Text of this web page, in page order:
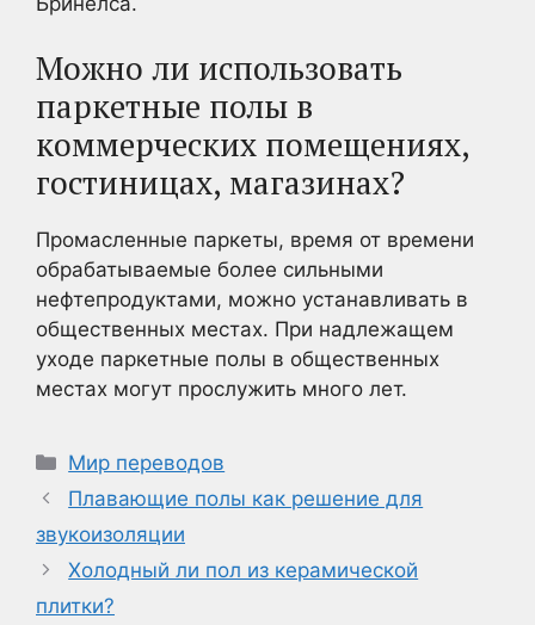
Можно ли использовать
паркетные полы в
коммерческих помещениях,
гостиницах, магазинах?
Промасленные паркеты, время от времени
обрабатываемые более сильными
нефтепродуктами, можно устанавливать в
общественных местах. При надлежащем
уходе паркетные полы в общественных
местах могут прослужить много лет.
Рубрики
Мир переводов
Плавающие полы как решение для
звукоизоляции
Холодный ли пол из керамической
плитки?